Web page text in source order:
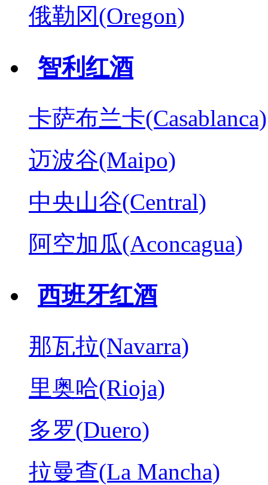
俄勒冈(Oregon)
智利红酒
卡萨布兰卡(Casablanca)
迈波谷(Maipo)
中央山谷(Central)
阿空加瓜(Aconcagua)
西班牙红酒
那瓦拉(Navarra)
里奥哈(Rioja)
多罗(Duero)
拉曼查(La Mancha)